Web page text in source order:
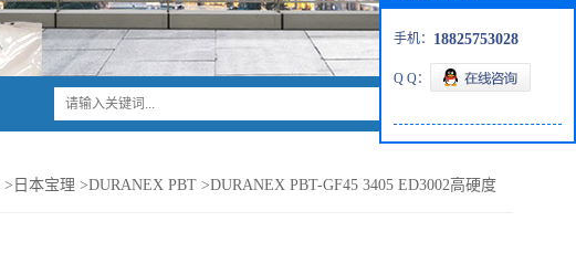
> 日本宝理 >DURANEX PBT >DURANEX PBT-GF45 3405 ED3002高硬度
手机： 18825753028
Q Q：